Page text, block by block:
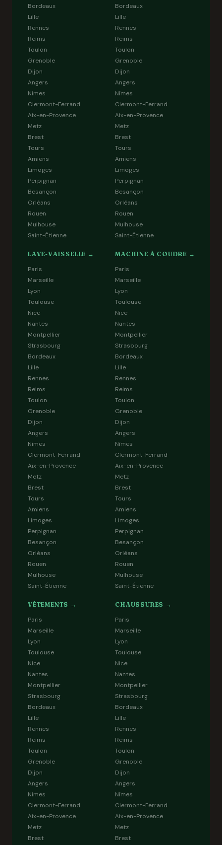
Bordeaux
Lille
Rennes
Reims
Toulon
Grenoble
Dijon
Angers
Nîmes
Clermont-Ferrand
Aix-en-Provence
Metz
Brest
Tours
Amiens
Limoges
Perpignan
Besançon
Orléans
Rouen
Mulhouse
Saint-Étienne
Bordeaux
Lille
Rennes
Reims
Toulon
Grenoble
Dijon
Angers
Nîmes
Clermont-Ferrand
Aix-en-Provence
Metz
Brest
Tours
Amiens
Limoges
Perpignan
Besançon
Orléans
Rouen
Mulhouse
Saint-Étienne
LAVE-VAISSELLE →
Paris
Marseille
Lyon
Toulouse
Nice
Nantes
Montpellier
Strasbourg
Bordeaux
Lille
Rennes
Reims
Toulon
Grenoble
Dijon
Angers
Nîmes
Clermont-Ferrand
Aix-en-Provence
Metz
Brest
Tours
Amiens
Limoges
Perpignan
Besançon
Orléans
Rouen
Mulhouse
Saint-Étienne
MACHINE À COUDRE →
Paris
Marseille
Lyon
Toulouse
Nice
Nantes
Montpellier
Strasbourg
Bordeaux
Lille
Rennes
Reims
Toulon
Grenoble
Dijon
Angers
Nîmes
Clermont-Ferrand
Aix-en-Provence
Metz
Brest
Tours
Amiens
Limoges
Perpignan
Besançon
Orléans
Rouen
Mulhouse
Saint-Étienne
VÊTEMENTS →
Paris
Marseille
Lyon
Toulouse
Nice
Nantes
Montpellier
Strasbourg
Bordeaux
Lille
Rennes
Reims
Toulon
Grenoble
Dijon
Angers
Nîmes
Clermont-Ferrand
Aix-en-Provence
Metz
Brest
CHAUSSURES →
Paris
Marseille
Lyon
Toulouse
Nice
Nantes
Montpellier
Strasbourg
Bordeaux
Lille
Rennes
Reims
Toulon
Grenoble
Dijon
Angers
Nîmes
Clermont-Ferrand
Aix-en-Provence
Metz
Brest